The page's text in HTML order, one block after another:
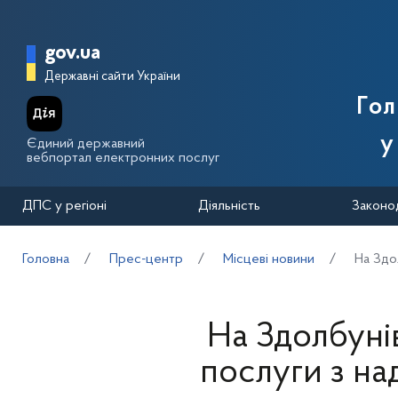
Головна сторінка Державної
gov.ua
Державні сайти України
Єдиний державний
вебпортал електронних послуг
ДПС у регіоні Діяльність
Головна Прес-центр Місцеві новини На
На
послуги з